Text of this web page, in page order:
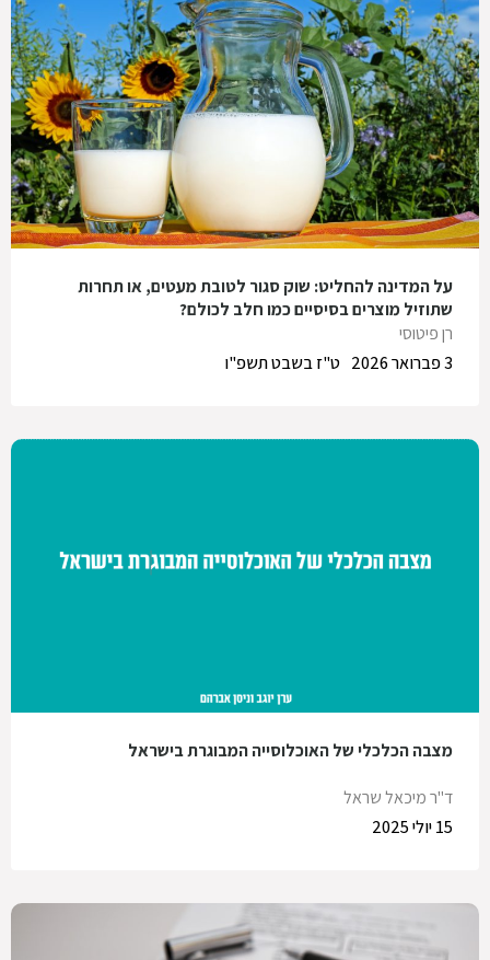
על המדינה להחליט: שוק סגור לטובת מעטים, או תחרות
שתוזיל מוצרים בסיסיים כמו חלב לכולם?
רן פיטוסי
ט"ז בשבט תשפ"ו
3 פברואר 2026
מצבה הכלכלי של האוכלוסייה המבוגרת בישראל
ד"ר מיכאל שראל
15 יולי 2025